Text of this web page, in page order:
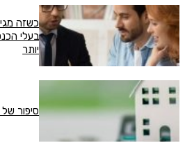
כשזה
בעלי
יותר
סיפור